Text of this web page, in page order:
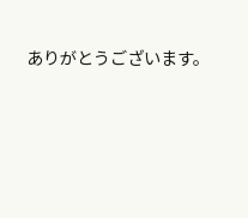
ありがとうございます。